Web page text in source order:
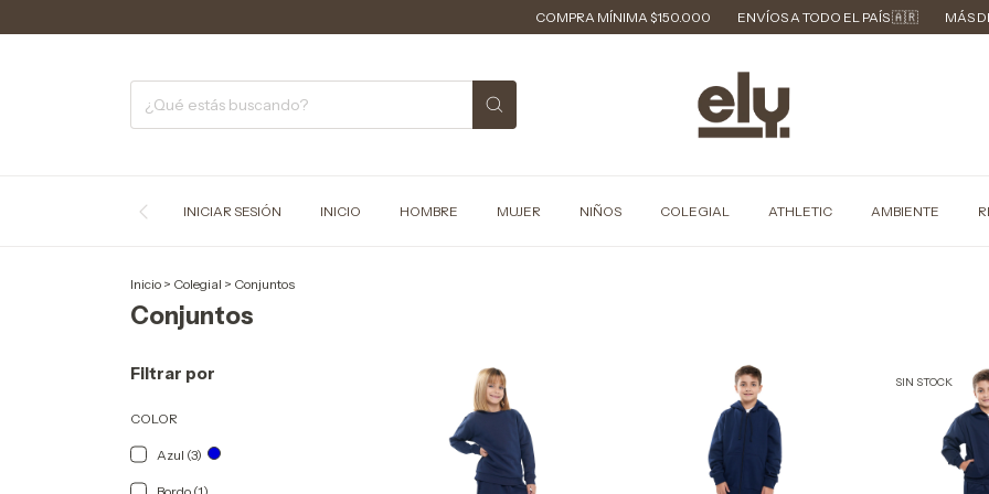
COMPRA MÍNIMA $150.000 ENVÍOS A TODO EL PAÍS 🇦🇷 MÁS DE 40
INICIAR SESIÓN INICIO HOMBRE MUJER NIÑOS COLEGIAL ATHLETIC AMBIENTE
Inicio > Colegial > Conjuntos
Conjuntos
Filtrar por
COLOR
Azul (3)
SIN STOCK